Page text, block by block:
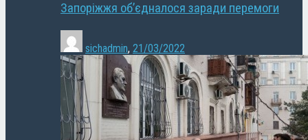
Запоріжжя об’єдналося заради перемоги
sichadmin, 21/03/2022